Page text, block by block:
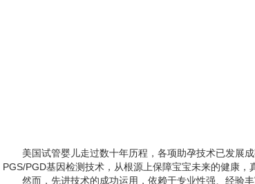
美国试管婴儿走过数十年历程，各项助孕技术已发展
PGS/PGD基因检测技术，从根源上保障宝宝未来的健康，
然而，先进技术的成功运用，依赖于专业性强、经验